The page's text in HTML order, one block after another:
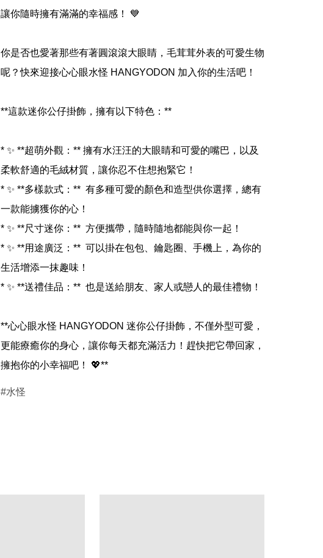
讓你隨時擁有滿滿的幸福感！ 💙
你是否也愛著那些有著圓滾滾大眼睛，毛茸茸外表的可愛生物
呢？快來迎接心心眼水怪 HANGYODON 加入你的生活吧！
**這款迷你公仔掛飾，擁有以下特色：**
* ✨ **超萌外觀：** 擁有水汪汪的大眼睛和可愛的嘴巴，以及
柔軟舒適的毛絨材質，讓你忍不住想抱緊它！
* ✨ **多樣款式：**  有多種可愛的顏色和造型供你選擇，總有
一款能擄獲你的心！
* ✨ **尺寸迷你：**  方便攜帶，隨時隨地都能與你一起！
* ✨ **用途廣泛：**  可以掛在包包、鑰匙圈、手機上，為你的
生活增添一抹趣味！
* ✨ **送禮佳品：**  也是送給朋友、家人或戀人的最佳禮物！
**心心眼水怪 HANGYODON 迷你公仔掛飾，不僅外型可愛，
更能療癒你的身心，讓你每天都充滿活力！趕快把它帶回家，
水怪